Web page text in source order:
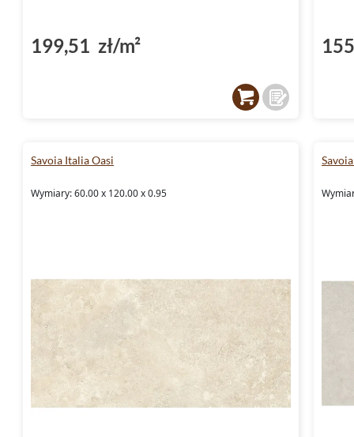
199,51 zł/m²
Savoia Italia Oasi
Wymiary: 60.00 x 120.00 x 0.95